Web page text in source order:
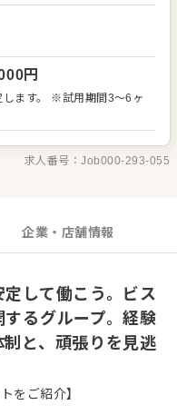
りのオリジナル調理にも挑
心配りのあるおもてなし
にやってみること」。あ
ません。現場で気づいた
です。 【充実の待
寸志）で日々の努力を還元
ステップアップ支援 ・将
スタートでした。まずは
から始めましょう。飲食業
円
します。 ※試用期間3～6ヶ
求人番号：Job000-293-055
企業・店舗情報
定して働こう。ビス
するグループ。経験
と、頑張りを見逃
をご紹介】